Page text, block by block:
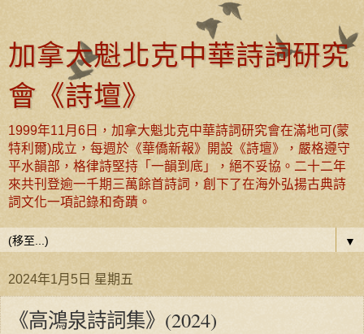
加拿大魁北克中華詩詞研究
會《詩壇》
1999年11月6日，加拿大魁北克中華詩詞研究會在滿地可(蒙
特利爾)成立，每週於《華僑新報》開設《詩壇》，嚴格遵守
平水韻部，格律詩堅持「一韻到底」，絕不妥協。二十二年
來共刊登逾一千期三萬餘首詩詞，創下了在海外弘揚古典詩
詞文化一項記錄和奇蹟。
▼
2024年1月5日 星期五
《高鴻泉詩詞集》(2024)